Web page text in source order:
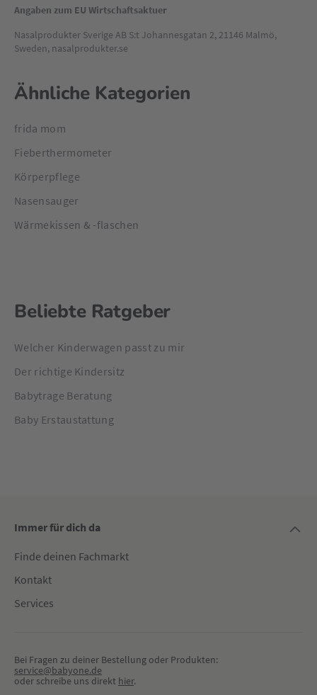
Angaben zum EU Wirtschaftsaktuer
Nasalprodukter Sverige AB S:t Johannesgatan 2, 21146 Malmö,
Sweden, nasalprodukter.se
Ähnliche Kategorien
frida mom
Fieberthermometer
Körperpflege
Nasensauger
Wärmekissen & -flaschen
Beliebte Ratgeber
Welcher Kinderwagen passt zu mir
Der richtige Kindersitz
Babytrage Beratung
Baby Erstaustattung
Immer für dich da
Finde deinen Fachmarkt
Kontakt
Services
Bei Fragen zu deiner Bestellung oder Produkten:
service@babyone.de
oder schreibe uns direkt hier.